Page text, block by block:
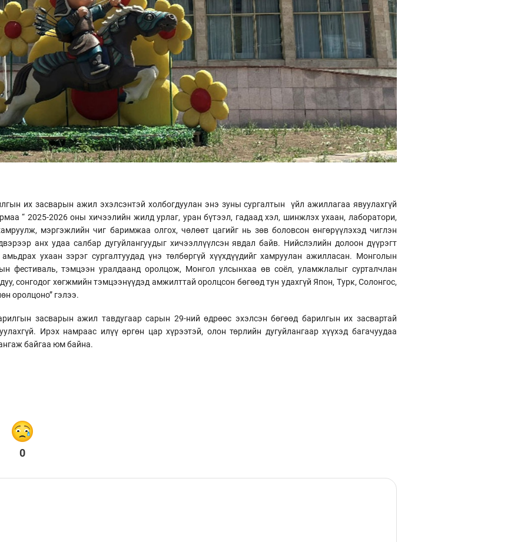
их засварын ажил эхэлсэнтэй холбогдуулан энэ зуны сургалтын үйл ажиллагаа явуулахгүй
“ 2025-2026 оны хичээлийн жилд урлаг, уран бүтээл, гадаад хэл, шинжлэх ухаан, лаборатори,
мэргэжлийн чиг баримжаа олгох, чөлөөт цагийг нь зөв боловсон өнгөрүүлэхэд чиглэн
анх удаа салбар дугуйлангуудыг хичээллүүлсэн явдал байв. Нийслэлийн долоон дүүрэгт
ухаан зэрэг сургалтуудад үнэ төлбөргүй хүүхдүүдийг хамруулан ажилласан. Монголын
фестиваль, тэмцээн уралдаанд оролцож, Монгол улсынхаа өв соёл, уламжлалыг сурталчлан
сонгодог хөгжмийн тэмцээнүүдэд амжилттай оролцсон бөгөөд тун удахгүй Япон, Турк, Солонгос,
оролцоно” гэлээ.
засварын ажил тавдугаар сарын 29-ний өдрөөс эхэлсэн бөгөөд барилгын их засвартай
Ирэх намраас илүү өргөн цар хүрээтэй, олон төрлийн дугуйлангаар хүүхэд багачуудаа
байгаа юм байна.
0